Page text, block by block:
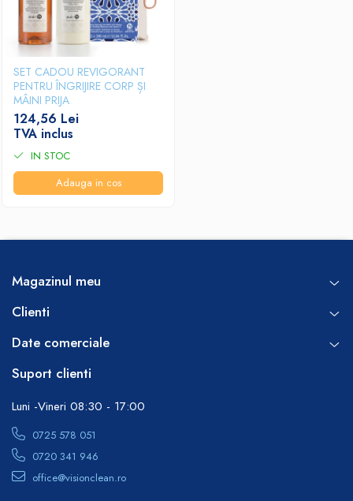
SET CADOU REVIGORANT
PENTRU ÎNGRIJIRE CORP ȘI
MÂINI PRIJA
124,56 Lei
TVA inclus
IN STOC
Adauga in cos
Magazinul meu
Clienti
Date comerciale
Suport clienti
Luni -Vineri 08:30 - 17:00
0725 578 051
0720 341 946
office@visionclean.ro